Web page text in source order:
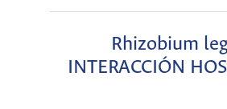
Rhizobium
INTERACCIÓN